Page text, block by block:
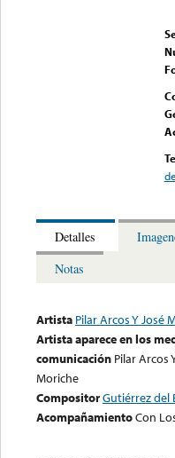
Detalles
Notas
Artista Pilar Arcos Y José
Artista aparece en los
comunicación Pilar Arcos
Moriche
CompositorGutiérrez del
AcompañamientoCon